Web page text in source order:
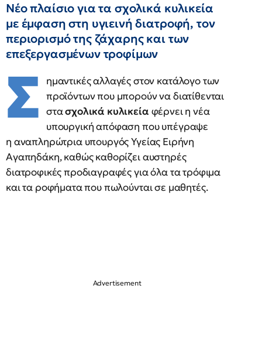
Νέο πλαίσιο για τα σχολικά κυλικεία
με έμφαση στη υγιεινή διατροφή, τον
περιορισμό της ζάχαρης και των
επεξεργασμένων τροφίμων
Σ
ημαντικές αλλαγές στον κατάλογο των
προϊόντων που μπορούν να διατίθενται
στασχολικά κυλικεία φέρνει η νέα
υπουργική απόφαση που υπέγραψε
η αναπληρώτρια υπουργός Υγείας Ειρήνη
Αγαπηδάκη, καθώς καθορίζει αυστηρές
διατροφικές προδιαγραφές για όλα τα τρόφιμα
και τα ροφήματα που πωλούνται σε μαθητές.